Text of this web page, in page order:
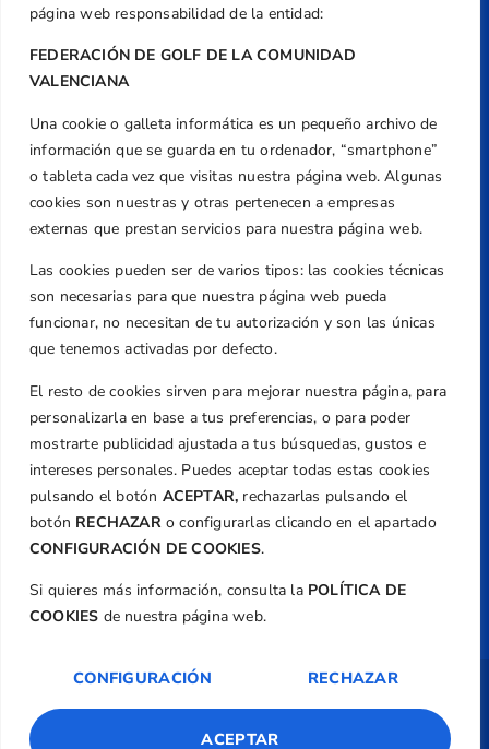
página web responsabilidad de la entidad:
FEDERACIÓN DE GOLF DE LA COMUNIDAD
VALENCIANA
Una cookie o galleta informática es un pequeño archivo de
información que se guarda en tu ordenador, “smartphone”
o tableta cada vez que visitas nuestra página web. Algunas
cookies son nuestras y otras pertenecen a empresas
externas que prestan servicios para nuestra página web.
Las cookies pueden ser de varios tipos: las cookies técnicas
son necesarias para que nuestra página web pueda
funcionar, no necesitan de tu autorización y son las únicas
que tenemos activadas por defecto.
El resto de cookies sirven para mejorar nuestra página, para
personalizarla en base a tus preferencias, o para poder
mostrarte publicidad ajustada a tus búsquedas, gustos e
intereses personales. Puedes aceptar todas estas cookies
pulsando el botón ACEPTAR, rechazarlas pulsando el
botón RECHAZARo configurarlas clicando en el apartado
CONFIGURACIÓN DE COOKIES.
Si quieres más información, consulta la POLÍTICA DE
COOKIES de nuestra página web.
CONFIGURACIÓN RECHAZAR
ACEPTAR
Dirección
Centre de L´Esport, Carrer d'Isaac Peral i
Caballero, Nº 5, Despachos 2 y 3, 46980,
Valencia
+34 961 367 799
Email
federacion@golfcv.com
Aviso Legal
Política de Privacidad
Transparencia
Normativa
Federación
TecnoQuatre